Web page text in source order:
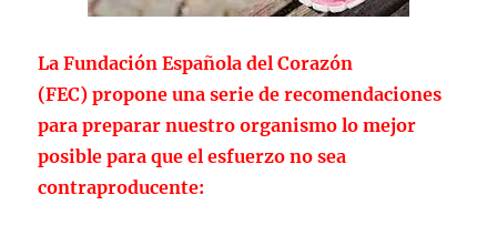
La Fundación Española del Corazón
(FEC) propone una serie de recomendaciones
para preparar nuestro organismo lo mejor
posible para que el esfuerzo no sea
contraproducente: